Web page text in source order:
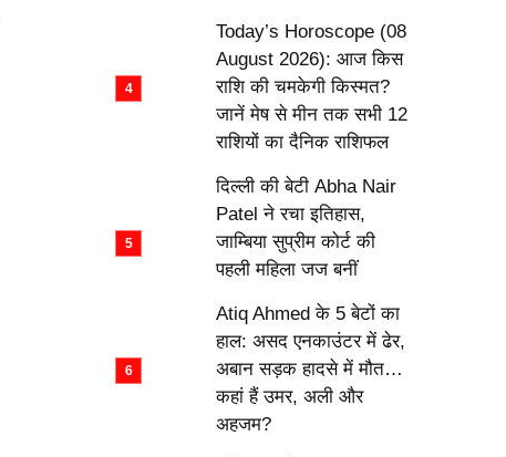
Today’s Horoscope (08
August 2026): आज किस
राशि की चमकेगी किस्मत?
जानें मेष से मीन तक सभी 12
राशियों का दैनिक राशिफल
दिल्ली की बेटी Abha Nair
Patel ने रचा इतिहास,
जाम्बिया सुप्रीम कोर्ट की
पहली महिला जज बनीं
Atiq Ahmed के 5 बेटों का
हाल: असद एनकाउंटर में ढेर,
अबान सड़क हादसे में मौत…
कहां हैं उमर, अली और
अहजम?